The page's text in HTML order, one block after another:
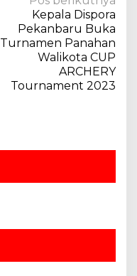
Kepala Dispora
Pekanbaru Buka
Turnamen Panahan
Walikota CUP
ARCHERY
Tournament 2023